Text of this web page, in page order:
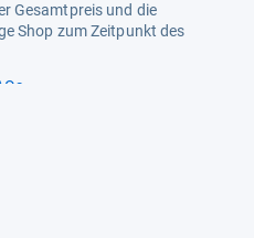
Gesamtpreis und die
Shop zum Zeitpunkt des